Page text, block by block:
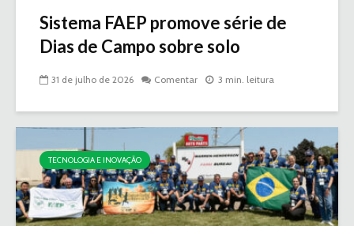
Sistema FAEP promove série de
Dias de Campo sobre solo
31 de julho de 2026 Comentar 3 min. leitura
TECNOLOGIA E INOVAÇÃO